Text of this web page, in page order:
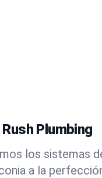
Plumbing
los sistemas
a la